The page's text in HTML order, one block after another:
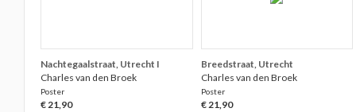
Nachtegaalstraat, Utrecht I
Charles van den Broek
Poster
€ 21,90
Breedstraat, Utrecht
Charles van den Broek
Poster
€ 21,90